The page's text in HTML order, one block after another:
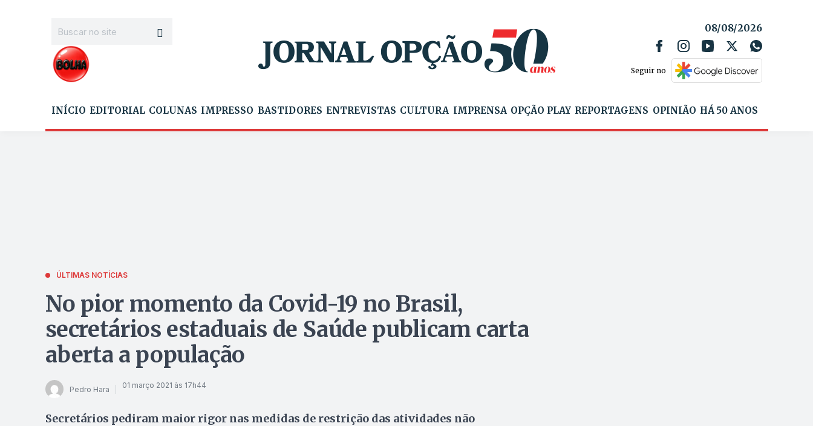
08/08/2026
Seguir no
INÍCIO EDITORIAL COLUNAS IMPRESSO BASTIDORES ENTREVISTAS CULTURA IMPRENSA OPÇÃO PLAY REPORTAGENS OPINIÃO HÁ 50 ANOS
ÚLTIMAS NOTÍCIAS
No pior momento da Covid-19 no Brasil,
secretários estaduais de Saúde publicam carta
aberta a população
Pedro Hara 01 março 2021 às 17h44
Secretários pediram maior rigor nas medidas de restrição das atividades não